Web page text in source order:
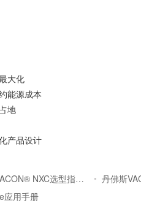
大化
能源成本
地
产品设计
丹佛斯VACON® NXP & VACON® NXC选型指南（英文版）
丹佛斯
应用手册